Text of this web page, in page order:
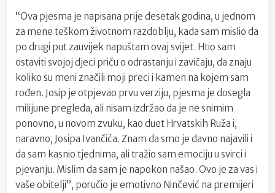
“Ova pjesma je napisana prije desetak godina, u jednom
za mene teškom životnom razdoblju, kada sam mislio da
po drugi put zauvijek napuštam ovaj svijet. Htio sam
ostaviti svojoj djeci priču o odrastanju i zavičaju, da znaju
koliko su meni značili moji preci i kamen na kojem sam
rođen. Josip je otpjevao prvu verziju, pjesma je dosegla
milijune pregleda, ali nisam izdržao da je ne snimim
ponovno, u novom zvuku, kao duet Hrvatskih Ruža i,
naravno, Josipa Ivančića. Znam da smo je davno najavili i
da sam kasnio tjednima, ali tražio sam emociju u svirci i
pjevanju. Mislim da sam je napokon našao. Ovo je za vas i
vaše obitelji”, poručio je emotivno Ninčević na premijeri